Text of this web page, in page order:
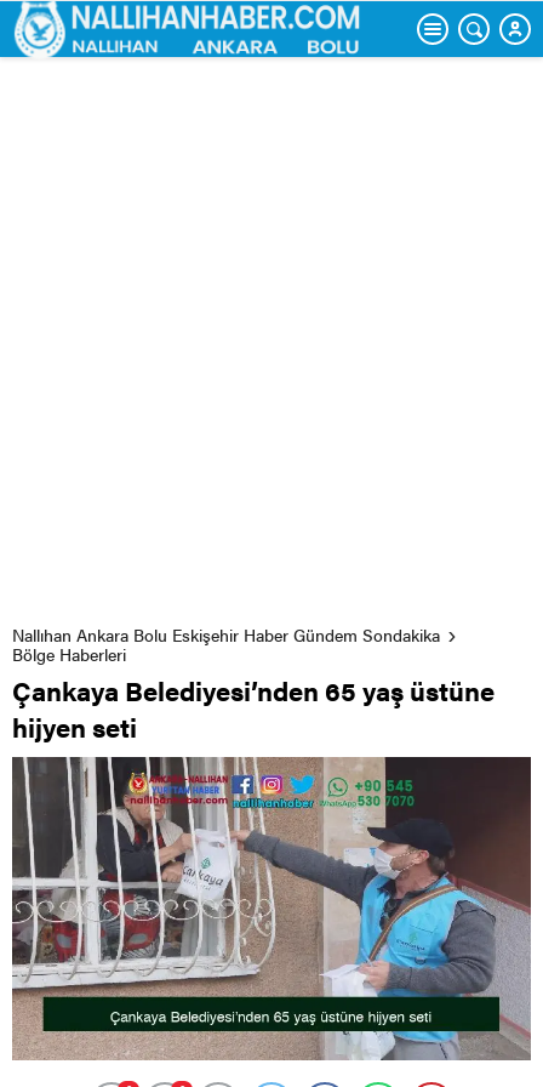
Nallıhan Ankara Bolu Eskişehir Haber Gündem Sondakika
Bölge Haberleri
Çankaya Belediyesi’nden 65 yaş üstüne
hijyen seti